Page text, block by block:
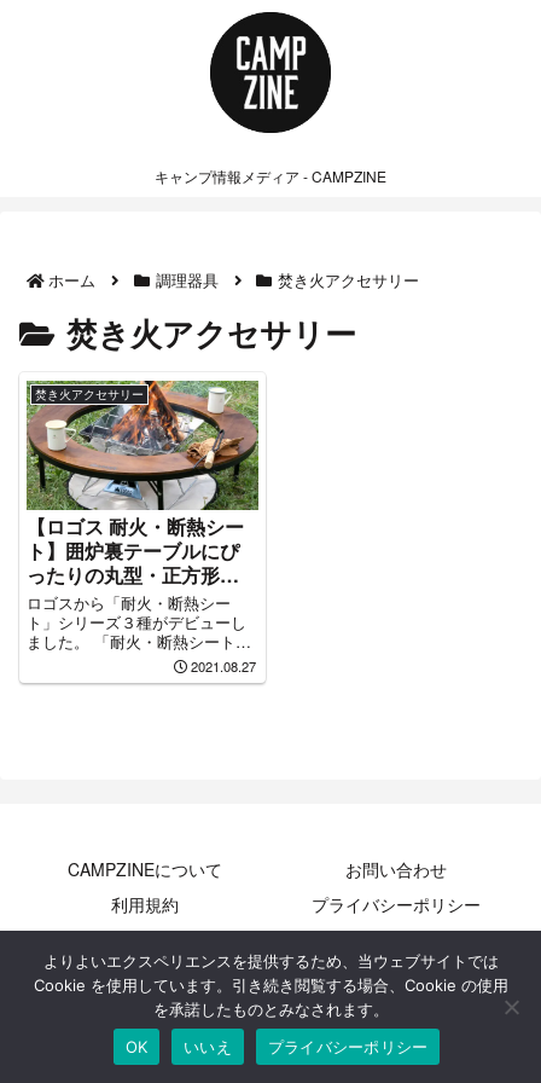
キャンプ情報メディア - CAMPZINE
ホーム 調理器具 焚き火アクセサリー
焚き火アクセサリー
焚き火アクセサリー
【ロゴス 耐火・断熱シー
ト】囲炉裏テーブルにぴ
ったりの丸型・正方形｜
焚き火シート
ロゴスから「耐火・断熱シー
ト」シリーズ３種がデビューし
ました。 「耐火・断熱シート」
2021.08.27
CAMPZINEについて
お問い合わせ
利用規約
プライバシーポリシー
© 2020 キャンプジン.
ホーム 検索 トップ
よりよいエクスペリエンスを提供するため、当ウェブサイトでは
Cookie を使用しています。引き続き閲覧する場合、Cookie の使用
を承諾したものとみなされます。
OK
いいえ プライバシーポリシー